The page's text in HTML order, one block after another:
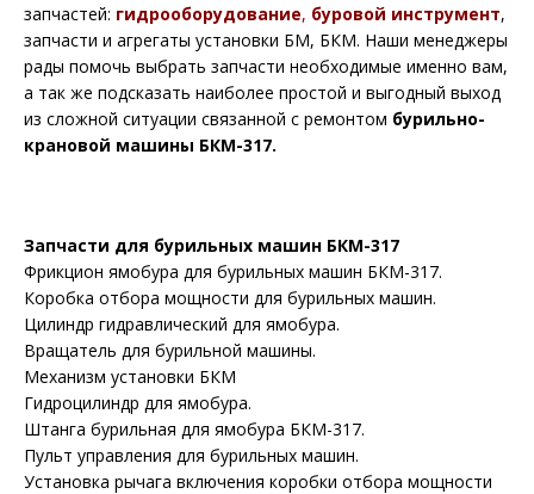
запчастей: гидрооборудование, буровой инструмент,
запчасти и агрегаты установки БМ, БКМ. Наши менеджеры
рады помочь выбрать запчасти необходимые именно вам,
а так же подсказать наиболее простой и выгодный выход
из сложной ситуации связанной с ремонтом бурильно-
крановой машины БКМ-317.
Запчасти для бурильных машин БКМ-317
Фрикцион ямобура для бурильных машин БКМ-317.
Коробка отбора мощности для бурильных машин.
Цилиндр гидравлический для ямобура.
Вращатель для бурильной машины.
Механизм установки БКМ
Гидроцилиндр для ямобура.
Штанга бурильная для ямобура БКМ-317.
Пульт управления для бурильных машин.
Установка рычага включения коробки отбора мощности